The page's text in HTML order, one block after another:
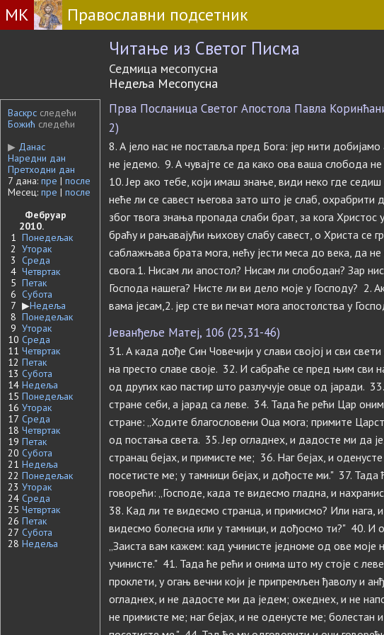
МК Православни подсетник
Читање из Светог Писма
Седмица месопусна
Недеља Месопусна
Васкрс следећи
Божић следећи
▶ Данас
Наредни дан
Претходни дан
7 дана: пре | после
Месец: пре | после
Фебруар
2010.
1 Понедељак
2 Уторак
3 Среда
4 Четвртак
5 Петак
6 Субота
7 ▶Недеља
8 Понедељак
9 Уторак
10 Среда
11 Четвртак
12 Петак
13 Субота
14 Недеља
15 Понедељак
16 Уторак
17 Среда
18 Четвртак
19 Петак
20 Субота
21 Недеља
22 Понедељак
23 Уторак
24 Среда
25 Четвртак
26 Петак
27 Субота
28 Недеља
Прва Посланица Светог Апостола Павла
2)
8. А јело нас не поставља пред Бога: јер нити
не једемо. 9. А чувајте се да како ова ваша слобода
10. Јер ако тебе, који имаш знање, види неко где
неће ли се савест његова зато што је слаб,
због твога знања пропада слаби брат, за кога
браћу и рањавајући њихову слабу савест, о Христа се
саблажњава брата мога, нећу јести меса до века, да
свога.1. Нисам ли апостол? Нисам ли слободан? Зар
Господа нашега? Нисте ли ви дело моје у Господу? 2.
вама јесам,2. јер сте ви печат мога апостолства у
Јеванђеље Матеј, 106 (25,31-46)
31. А када дође Син Човечији у слави својој и сви
на престо славе своје. 32. И сабраће се пред њим сви
од других као пастир што разлучује овце од јаради.
стране себи, а јарад са леве. 34. Тада ће рећи Цар
стране: „Ходите благословени Оца мога; примите
од постања света. 35. Јер огладнех, и дадосте ми да
странац бејах, и примисте ме; 36. Наг бејах, и
посетисте ме; у тамници бејах, и дођосте ми." 37.
говорећи: „Господе, када те видесмо гладна, и
38. Кад ли те видесмо странца, и примисмо? Или нага,
видесмо болесна или у тамници, и дођосмо ти?" 40. И
„Заиста вам кажем: кад учинисте једноме од ове моје
учинисте." 41. Тада ће рећи и онима што му стоје с
проклети, у огањ вечни који је припремљен ђаволу и
огладнех, и не дадосте ми да једем; ожеднех, и не
не примисте ме; наг бејах, и не оденусте ме; болестан